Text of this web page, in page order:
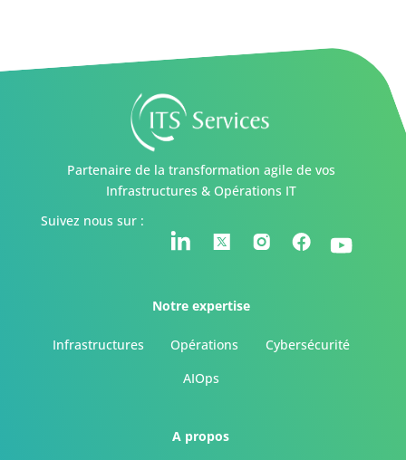
Partenaire de la transformation agile de vos
Infrastructures & Opérations IT
Suivez nous sur :
Notre expertise
Infrastructures Opérations
Cybersécurité
AIOps
A propos